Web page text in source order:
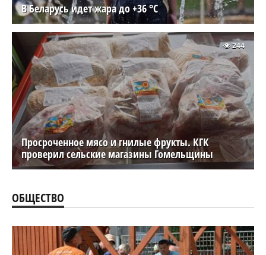
В Беларусь идет жара до +36 °C
Просроченное мясо и гнилые фрукты. КГК
проверил сельские магазины Гомельщины
244
ОБЩЕСТВО